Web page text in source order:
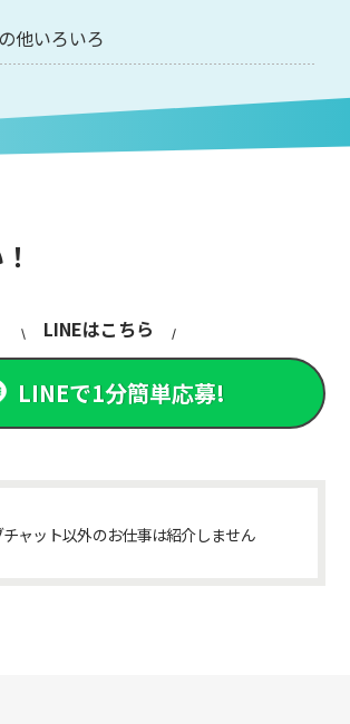
他いろいろ
LINEはこちら
LINEで1分簡単応募!
ャット以外のお仕事は紹介しません